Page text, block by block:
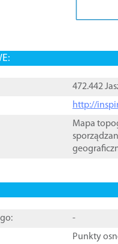
472.442
http://
Mapa
-
Punkty